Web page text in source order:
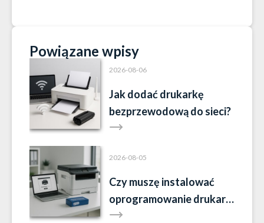
Powiązane wpisy
2026-08-06
Jak dodać drukarkę
bezprzewodową do sieci?
2026-08-05
Czy muszę instalować
oprogramowanie drukarki
Brother?